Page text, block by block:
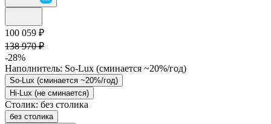
100 059 ₽
138 970 ₽
-28%
Наполнитель: So-Lux (cминается ~20%/год)
So-Lux (cминается ~20%/год)
Hi-Lux (не сминается)
Столик: без столика
без столика